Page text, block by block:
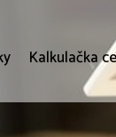
Kalkulačka